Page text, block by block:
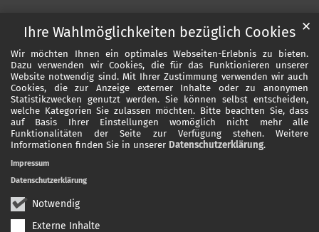
Ihre Wahlmöglichkeiten bezüglich Cookies
Wir möchten Ihnen ein optimales Webseiten-Erlebnis zu bieten.
Dazu verwenden wir Cookies, die für das Funktionieren unserer
Website notwendig sind. Mit Ihrer Zustimmung verwenden wir auch
Cookies, die zur Anzeige externer Inhalte oder zu anonymen
Statistikzwecken genutzt werden. Sie können selbst entscheiden,
welche Kategorien Sie zulassen möchten. Bitte beachten Sie, dass
auf Basis Ihrer Einstellungen womöglich nicht mehr alle
Funktionalitäten der Seite zur Verfügung stehen. Weitere
Informationen finden Sie in unserer Datenschutzerklärung.
Notwendig
Externe Inhalte
✕
Impressum
Datenschutzerklärung